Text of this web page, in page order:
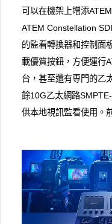
可以在機架上增添
ATEM Constellation
的監看轉換器和控制面
載優質按鈕，方便運行
台，甚至還有專門的乙
餘10G乙太網路
供本地視訊監看使用。